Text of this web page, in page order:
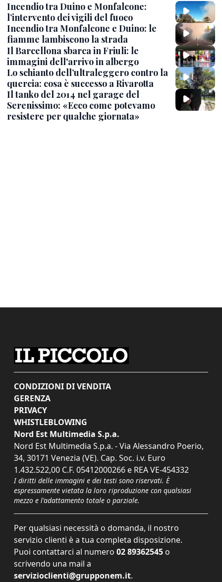
Incendio tra Duino e Monfalcone:
l’intervento dei vigili del fuoco
Incendio tra Monfalcone e Duino: le
fiamme lambiscono la strada
Il Barcellona sbarca in Friuli: le
immagini dell'arrivo in albergo
Lo schianto dell’ultraleggero contro la
quercia: cosa è successo a Rivarotta
Il tanko del 2014 nel garage del
Serenissimo: «Ecco come potevamo
resistere per qualche giornata»
CONDIZIONI DI VENDITA
GERENZA
PRIVACY
WHISTLEBLOWING
Nord Est Multimedia S.p.a.
Nord Est Multimedia S.p.a. - Via Alessandro Poerio,
34, 30171 Venezia (VE). Cap. Soc. i.v. Euro
1.432.522,00 C.F. 05412000266 e REA VE-454332
I diritti delle immagini e dei testi sono riservati. È
espressamente vietata la loro riproduzione con qualsiasi
mezzo e l'adattamento totale o parziale.
Per qualsiasi necessità o domanda, il nostro
servizio clienti è a tua completa disposizione.
Puoi contattarci al numero 02 89362545 o
scrivendo una mail a
servizioclienti@grupponem.it.